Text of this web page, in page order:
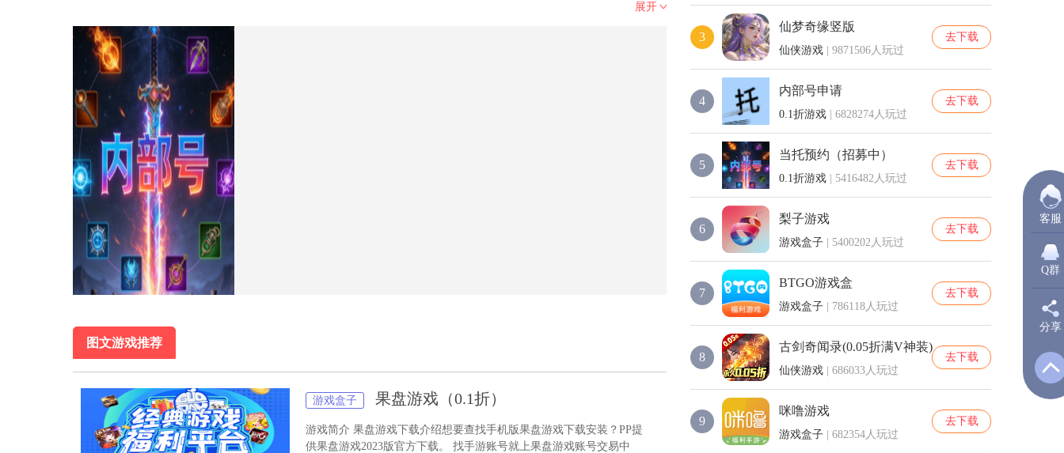
展开
图文游戏推荐
游戏盒子 果盘游戏（0.1折）
游戏简介 果盘游戏下载介绍想要查找手机版果盘游戏下载安装？PP提
供果盘游戏2023版官方下载。 找手游账号就上果盘游戏账号交易中
3
仙梦奇缘竖版
仙侠游戏 | 9871506人玩过
去下载
4
内部号申请
0.1折游戏 | 6828274人玩过
去下载
5
当托预约（招募中）
0.1折游戏 | 5416482人玩过
去下载
6
梨子游戏
游戏盒子 | 5400202人玩过
去下载
7
BTGO游戏盒
游戏盒子 | 786118人玩过
去下载
8
古剑奇闻录(0.05折满V神装)
仙侠游戏 | 686033人玩过
去下载
9
咪噜游戏
游戏盒子 | 682354人玩过
去下载
客服
Q群
分享